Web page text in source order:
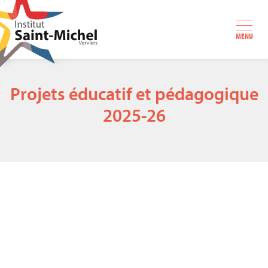
MENU
Projets éducatif et pédagogique
2025-26